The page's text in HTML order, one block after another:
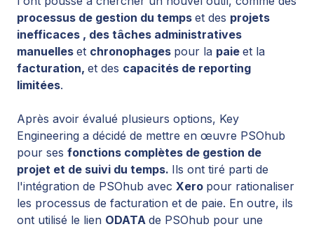
processus de gestion du temps et des projets
inefficaces , des tâches administratives
manuelles et chronophages pour la paie et la
facturation, et des capacités de reporting
limitées.
Après avoir évalué plusieurs options, Key
Engineering a décidé de mettre en œuvre PSOhub
pour ses fonctions complètes de gestion de
projet et de suivi du temps. Ils ont tiré parti de
l'intégration de PSOhub avec Xero pour rationaliser
les processus de facturation et de paie. En outre, ils
ont utilisé le lien ODATA de PSOhub pour une